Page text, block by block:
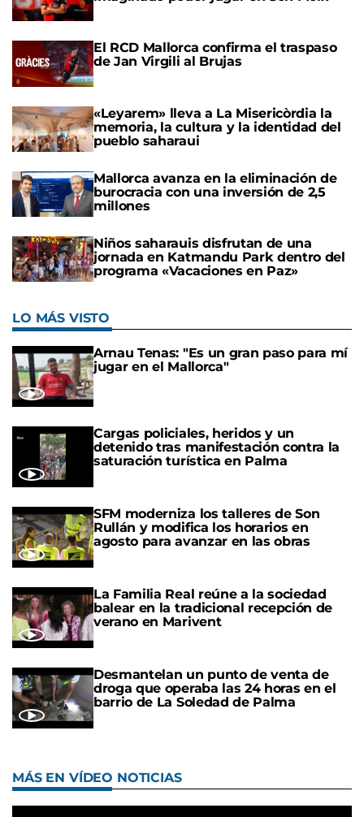
El RCD Mallorca confirma el traspaso
de Jan Virgili al Brujas
«Leyarem» lleva a La Misericòrdia la
memoria, la cultura y la identidad del
pueblo saharaui
Mallorca avanza en la eliminación de
burocracia con una inversión de 2,5
millones
Niños saharauis disfrutan de una
jornada en Katmandu Park dentro del
programa «Vacaciones en Paz»
LO MÁS VISTO
Arnau Tenas: "Es un gran paso para mí
jugar en el Mallorca"
Cargas policiales, heridos y un
detenido tras manifestación contra la
saturación turística en Palma
SFM moderniza los talleres de Son
Rullán y modifica los horarios en
agosto para avanzar en las obras
La Familia Real reúne a la sociedad
balear en la tradicional recepción de
verano en Marivent
Desmantelan un punto de venta de
droga que operaba las 24 horas en el
barrio de La Soledad de Palma
MÁS EN VÍDEO NOTICIAS